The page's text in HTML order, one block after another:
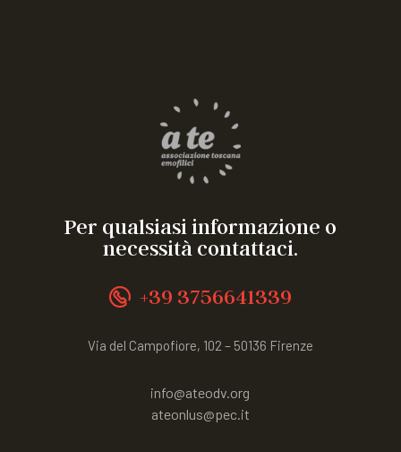
Per qualsiasi informazione o
necessità contattaci.
+39 3756641339
Via del Campofiore, 102 – 50136 Firenze
info@ateodv.org
ateonlus@pec.it